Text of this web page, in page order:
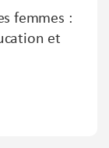
femmes :
et